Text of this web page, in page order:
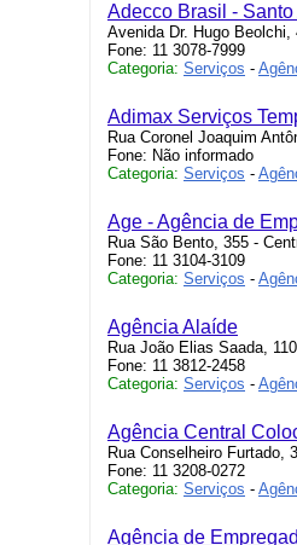
Adecco Brasil - Santo
Avenida Dr. Hugo Beolchi,
Fone: 11 3078-7999
Categoria: Serviços -
Adimax Serviços
Rua Coronel Joaquim
Fone: Não informado
Categoria: Serviços -
Age - Agência de
Rua São Bento, 355 -
Fone: 11 3104-3109
Categoria: Serviços -
Agência Alaíde
Rua João Elias Saada,
Fone: 11 3812-2458
Categoria: Serviços -
Agência Central
Rua Conselheiro Furtado,
Fone: 11 3208-0272
Categoria: Serviços -
Agência de